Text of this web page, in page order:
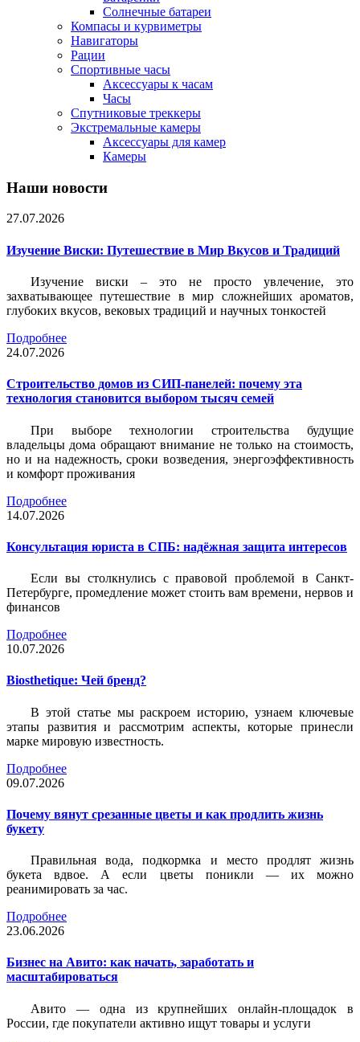
Солнечные батареи
Компасы и курвиметры
Навигаторы
Рации
Спортивные часы
Аксессуары к часам
Часы
Спутниковые треккеры
Экстремальные камеры
Аксессуары для камер
Камеры
Наши новости
27.07.2026
Изучение Виски: Путешествие в Мир Вкусов и Традиций
Изучение виски – это не просто увлечение, это
захватывающее путешествие в мир сложнейших ароматов,
глубоких вкусов, вековых традиций и научных тонкостей
Подробнее
24.07.2026
Строительство домов из СИП-панелей: почему эта
технология становится выбором тысяч семей
При выборе технологии строительства будущие
владельцы дома обращают внимание не только на стоимость,
но и на надежность, сроки возведения, энергоэффективность
и комфорт проживания
Подробнее
14.07.2026
Консультация юриста в СПБ: надёжная защита интересов
Если вы столкнулись с правовой проблемой в Санкт-
Петербурге, промедление может стоить вам времени, нервов и
финансов
Подробнее
10.07.2026
Biosthetique: Чей бренд?
В этой статье мы раскроем историю, узнаем ключевые
этапы развития и рассмотрим аспекты, которые принесли
марке мировую известность.
Подробнее
09.07.2026
Почему вянут срезанные цветы и как продлить жизнь
букету
Правильная вода, подкормка и место продлят жизнь
букета вдвое. А если цветы поникли — их можно
реанимировать за час.
Подробнее
23.06.2026
Бизнес на Авито: как начать, заработать и
масштабироваться
Авито — одна из крупнейших онлайн-площадок в
России, где покупатели активно ищут товары и услуги